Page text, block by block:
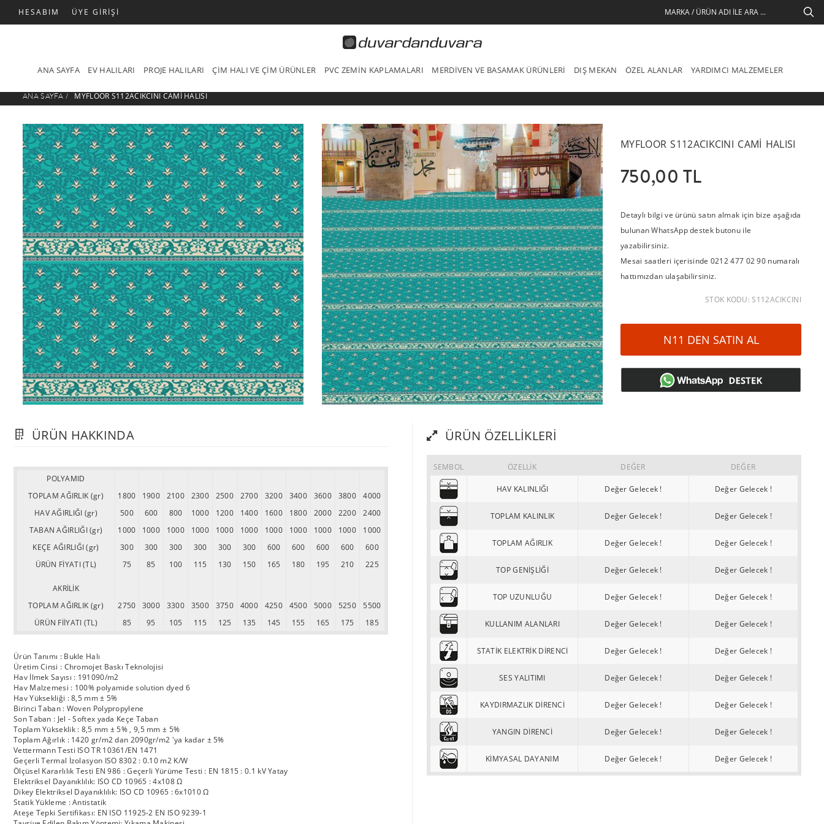
HESABIM ÜYE GIRIŞI
ANA SAYFA EV HALILARI PROJE HALILARI ÇIM HALI VE ÇIM ÜRÜNLER PVC ZEMIN KAPLAMALARI MERDIVEN VE BASAMAK ÜRÜNLERI DIŞ MEKAN ÖZEL ALANLAR YARDIMCI MALZEMELER
ANA SAYFA / MYFLOOR S112ACIKCINI CAMI HALISI
MYFLOOR S112ACIKCINI CAMI HALISI
750,00 TL
Detaylı bilgi ve ürünü satın almak için bize aşağıda
bulunan WhatsApp destek butonu ile
yazabilirsiniz.
Mesai saatleri içerisinde 0212 477 02 90 numaralı
hattımızdan ulaşabilirsiniz.
STOK KODU: S112ACIKCINI
N11 DEN SATIN AL
ÜRÜN HAKKINDA
POLYAMID
TOPLAM AĞIRLIK (gr)
1800 1900 2100 2300 2500 2700 3200 3400 3600 3800
4000
HAV AĞIRLIĞI (gr)
500 600 800 1000 1200 1400 1600 1800 2000 2200
2400
TABAN AĞIRLIĞI (gr)
1000 1000 1000 1000 1000 1000 1000 1000 1000 1000
1000
KEÇE AĞIRLIĞI (gr)
300 300 300 300 300 300 600 600 600 600
600
ÜRÜN FİYATI (TL)
75 85 100 115 130 150 165 180 195 210 225
AKRİLİK
TOPLAM AĞIRLIK (gr)
2750 3000 3300 3500 3750 4000 4250 4500 5000 5250
5500
ÜRÜN FİİYATI (TL)
85 95 105 115 125 135 145 155 165 175 185
Ürün Tanımı : Bukle Halı
Üretim Cinsi : Chromojet Baskı Teknolojisi
Hav İlmek Sayısı : 191090/m2
Hav Malzemesi : 100% polyamide solution dyed 6
Hav Yüksekliği : 8,5 mm ± 5%
Birinci Taban : Woven Polypropylene
Son Taban : Jel - Softex yada Keçe Taban
Toplam Yükseklik : 8,5 mm ± 5% , 9,5 mm ± 5%
Toplam Ağırlık : 1420 gr/m2 dan 2090gr/m2 'ya kadar ± 5%
Vettermann Testi ISO TR 10361/EN 1471
Geçerli Termal İzolasyon ISO 8302 : 0.10 m2 K/W
Ölçüsel Kararlılık Testi EN 986 : Geçerli Yürüme Testi : EN 1815 : 0.1 kV Yatay
Elektriksel Dayanıklılık: ISO CD 10965 : 4x108 Ω
Dikey Elektriksel Dayanıklılık: ISO CD 10965 : 6x1010 Ω
Statik Yükleme : Antistatik
Ateşe Tepki Sertifikası: EN ISO 11925-2 EN ISO 9239-1
ÜRÜN ÖZELLIKLERI
SEMBOL ÖZELLİK DEĞER DEĞER
HAV KALINLIĞI Değer Gelecek ! Değer Gelecek !
TOPLAM KALINLIK Değer Gelecek ! Değer Gelecek !
TOPLAM AĞIRLIK Değer Gelecek ! Değer Gelecek !
TOP GENİŞLİĞİ Değer Gelecek ! Değer Gelecek !
TOP UZUNLUĞU Değer Gelecek ! Değer Gelecek !
KULLANIM ALANLARI Değer Gelecek ! Değer Gelecek !
STATİK ELEKTRİK DİRENCİ Değer Gelecek ! Değer Gelecek !
SES YALITIMI Değer Gelecek ! Değer Gelecek !
KAYDIRMAZLIK DİRENCİ Değer Gelecek ! Değer Gelecek !
YANGIN DİRENCİ Değer Gelecek ! Değer Gelecek !
KİMYASAL DAYANIM Değer Gelecek ! Değer Gelecek !